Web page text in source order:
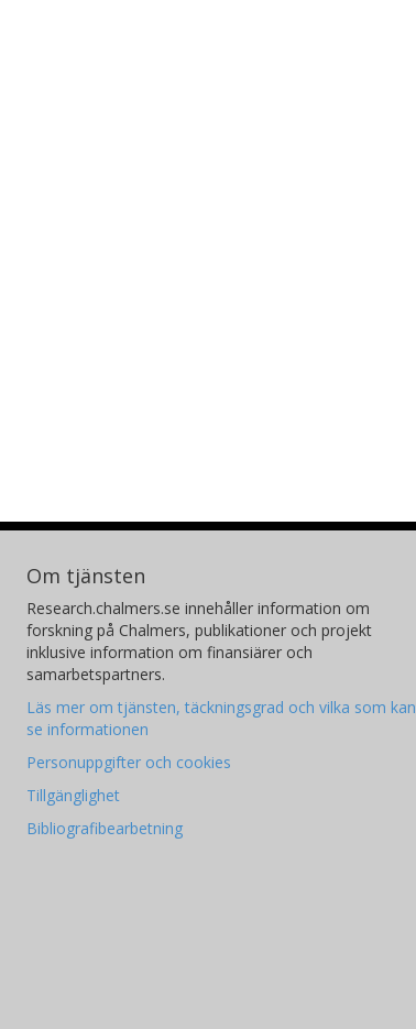
Om tjänsten
Research.chalmers.se innehåller information om
forskning på Chalmers, publikationer och projekt
inklusive information om finansiärer och
samarbetspartners.
Läs mer om tjänsten, täckningsgrad och vilka som kan
se informationen
Personuppgifter och cookies
Tillgänglighet
Bibliografibearbetning